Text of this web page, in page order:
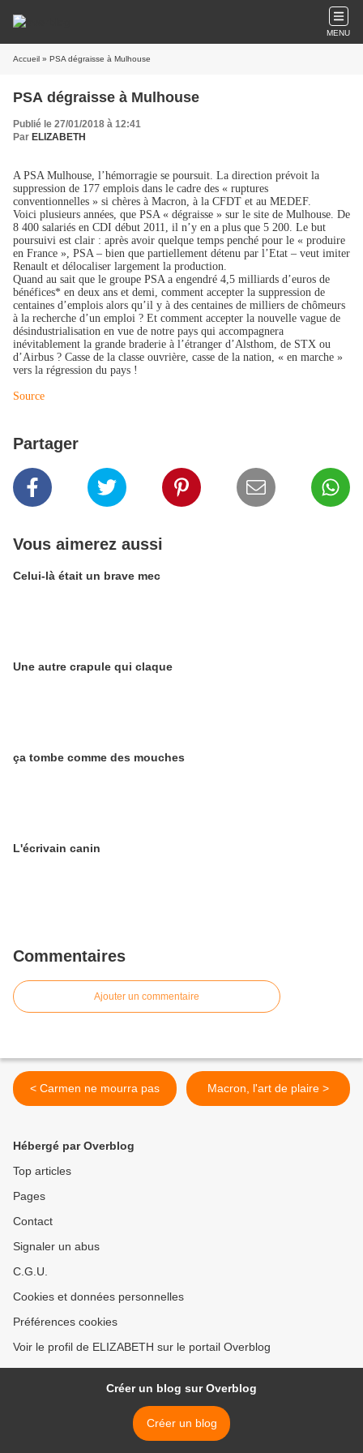
MENU
Accueil » PSA dégraisse à Mulhouse
PSA dégraisse à Mulhouse
Publié le 27/01/2018 à 12:41
Par ELIZABETH
A PSA Mulhouse, l’hémorragie se poursuit. La direction prévoit la
suppression de 177 emplois dans le cadre des « ruptures
conventionnelles » si chères à Macron, à la CFDT et au MEDEF.
Voici plusieurs années, que PSA « dégraisse » sur le site de Mulhouse. De
8 400 salariés en CDI début 2011, il n’y en a plus que 5 200. Le but
poursuivi est clair : après avoir quelque temps penché pour le « produire
en France », PSA – bien que partiellement détenu par l’Etat – veut imiter
Renault et délocaliser largement la production.
Quand au sait que le groupe PSA a engendré 4,5 milliards d’euros de
bénéfices* en deux ans et demi, comment accepter la suppression de
centaines d’emplois alors qu’il y à des centaines de milliers de chômeurs
à la recherche d’un emploi ? Et comment accepter la nouvelle vague de
désindustrialisation en vue de notre pays qui accompagnera
inévitablement la grande braderie à l’étranger d’Alsthom, de STX ou
d’Airbus ? Casse de la classe ouvrière, casse de la nation, « en marche »
vers la régression du pays !
Source
Partager
Vous aimerez aussi
Celui-là était un brave mec
Une autre crapule qui claque
ça tombe comme des mouches
L'écrivain canin
Commentaires
Ajouter un commentaire
< Carmen ne mourra pas Macron, l'art de plaire >
Hébergé par Overblog
Top articles
Pages
Contact
Signaler un abus
C.G.U.
Cookies et données personnelles
Préférences cookies
Voir le profil de ELIZABETH sur le portail Overblog
Créer un blog sur Overblog
Créer un blog